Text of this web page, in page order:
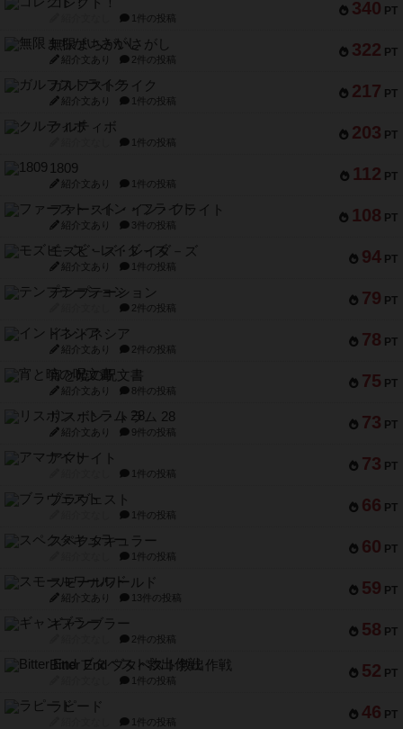
340 PT
コレクト！
1件の投稿
322 PT
無限まちがいさがし
紹介文あり 2件の投稿
217 PT
ガルフストライク
紹介文あり 1件の投稿
203 PT
クルティボ
1件の投稿
112 PT
1809
紹介文あり 1件の投稿
108 PT
ファースト・イン・フライト
紹介文あり 3件の投稿
94 PT
モズビ－ズ・レイダ－ズ
紹介文あり 1件の投稿
79 PT
テンプテーション
2件の投稿
78 PT
インドネシア
紹介文あり 2件の投稿
75 PT
宵と暁の呪文書
紹介文あり 8件の投稿
73 PT
リスボン・トラム 28
紹介文あり 9件の投稿
73 PT
アマナイト
1件の投稿
66 PT
ブラヴェスト
1件の投稿
60 PT
スペクタキュラー
1件の投稿
59 PT
スモールワールド
紹介文あり 13件の投稿
58 PT
ギャンブラー
2件の投稿
52 PT
Bitter End ブタペスト救出作戦
1件の投稿
46 PT
ラピード
1件の投稿